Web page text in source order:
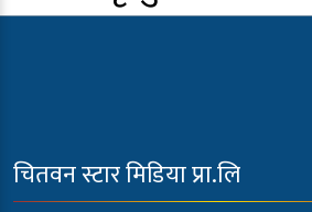
चितवन स्टार मिडिया प्रा.लि